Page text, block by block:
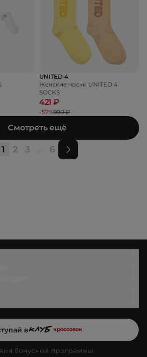
UNITED 4
Женские носки UNITED 4
SOCKS
421 ₽
-57%990 ₽
Смотреть ещё
1 2 3 ... 6
в
бонусной программы